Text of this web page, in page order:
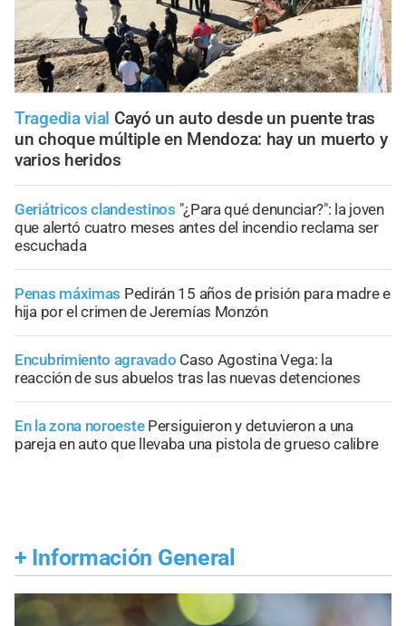
Tragedia vial Cayó un auto desde un puente tras
un choque múltiple en Mendoza: hay un muerto y
varios heridos
Geriátricos clandestinos "¿Para qué denunciar?": la joven
que alertó cuatro meses antes del incendio reclama ser
escuchada
Penas máximas Pedirán 15 años de prisión para madre e
hija por el crimen de Jeremías Monzón
Encubrimiento agravado Caso Agostina Vega: la
reacción de sus abuelos tras las nuevas detenciones
En la zona noroeste Persiguieron y detuvieron a una
pareja en auto que llevaba una pistola de grueso calibre
+ Información General